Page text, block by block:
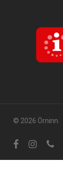
© 2026 Örninn.
FacebookInstagram
sími